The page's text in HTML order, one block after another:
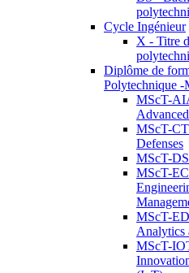
Cycle Ingénieur
X - Titre
Diplôme de
Polytechnique
MScT-
MScT-
Defenses
MScT-
MScT-
MScT-
Analytics
MScT-